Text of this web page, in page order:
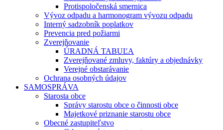
Protispoločenská smernica
Vývoz odpadu a harmonogram vývozu odpadu
Interný sadzobník poplatkov
Prevencia pred požiarmi
Zverejňovanie
ÚRADNÁ TABUĽA
Zverejňované zmluvy, faktúry a objednávky
Verejné obstarávanie
Ochrana osobných údajov
SAMOSPRÁVA
Starosta obce
Správy starostu obce o činnosti obce
Majetkové priznanie starostu obce
Obecné zastupiteľstvo